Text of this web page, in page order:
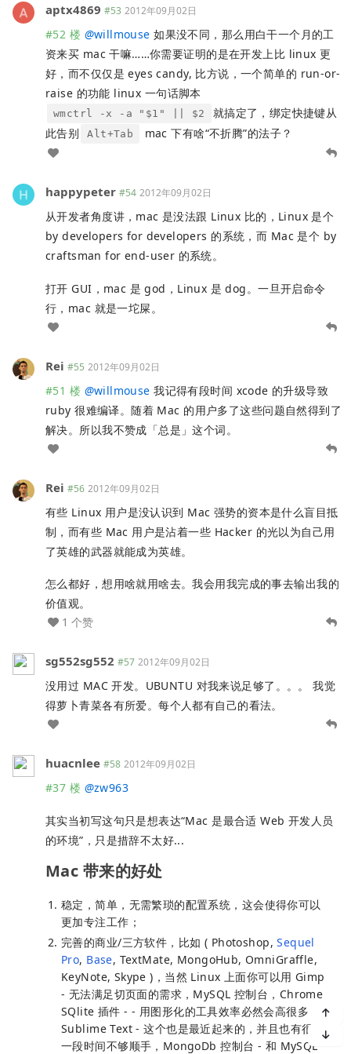
aptx4869 #53 2012年09月02日
#52 楼 @willmouse 如果没不同，那么用白干一个月的工
资来买 mac 干嘛……你需要证明的是在开发上比 linux 更
好，而不仅仅是 eyes candy, 比方说，一个简单的 run-or-
raise 的功能 linux 一句话脚本
wmctrl -x -a "$1" || $2
就搞定了，绑定快捷键从
此告别
Alt+Tab mac 下有啥“不折腾”的法子？
happypeter #54 2012年09月02日
从开发者角度讲，mac 是没法跟 Linux 比的，Linux 是个
by developers for developers 的系统，而 Mac 是个 by
craftsman for end-user 的系统。
打开 GUI，mac 是 god，Linux 是 dog。一旦开启命令
行，mac 就是一坨屎。
Rei #55 2012年09月02日
#51 楼 @willmouse 我记得有段时间 xcode 的升级导致
ruby 很难编译。随着 Mac 的用户多了这些问题自然得到了
解决。所以我不赞成「总是」这个词。
Rei #56 2012年09月02日
有些 Linux 用户是没认识到 Mac 强势的资本是什么盲目抵
制，而有些 Mac 用户是沾着一些 Hacker 的光以为自己用
了英雄的武器就能成为英雄。
怎么都好，想用啥就用啥去。我会用我完成的事去输出我的
价值观。
1 个赞
sg552sg552 #57 2012年09月02日
没用过 MAC 开发。UBUNTU 对我来说足够了。。。 我觉
得萝卜青菜各有所爱。每个人都有自己的看法。
huacnlee #58 2012年09月02日
#37 楼 @zw963
其实当初写这句只是想表达“Mac 是最合适 Web 开发人员
的环境”，只是措辞不太好...
Mac 带来的好处
稳定，简单，无需繁琐的配置系统，这会使得你可以
更加专注工作；
完善的商业/三方软件，比如 ( Photoshop,Sequel
Pro, Base, TextMate, MongoHub, OmniGraffle,
KeyNote, Skype )，当然 Linux 上面你可以用 Gimp
- 无法满足切页面的需求，MySQL 控制台，Chrome
SQlite 插件 - - 用图形化的工具效率必然会高很多，
Sublime Text - 这个也是最近起来的，并且也有很长
一段时间不够顺手，MongoDb 控制台 - 和 MySQL